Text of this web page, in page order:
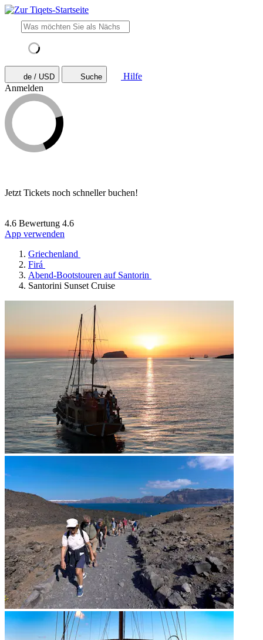
de / USD Suche
Hilfe
Anmelden
Jetzt Tickets noch schneller buchen!
4.6 Bewertung 4.6
App verwenden
Griechenland
Firá
Abend-Bootstouren auf Santorin
Santorini Sunset Cruise